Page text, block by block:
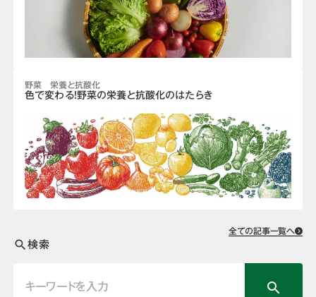
野菜 栄養と抗酸化
色で変わる！野菜の栄養と抗酸化のはたらき
全ての記事一覧へ
search検索
search